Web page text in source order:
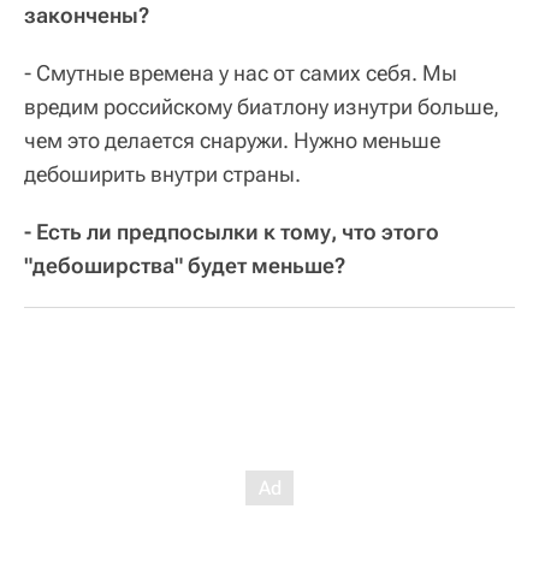
закончены?
- Смутные времена у нас от самих себя. Мы
вредим российскому биатлону изнутри больше,
чем это делается снаружи. Нужно меньше
дебоширить внутри страны.
- Есть ли предпосылки к тому, что этого
"дебоширства" будет меньше?